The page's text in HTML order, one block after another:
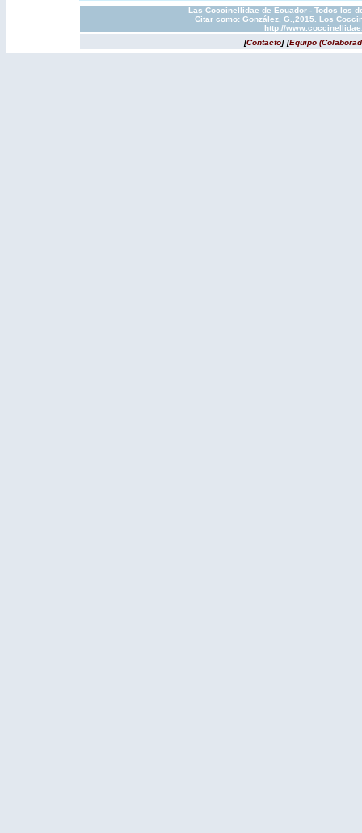
Las Coccinellidae de Ecuador - Todos los
Citar como: González, G.,2015. Los
http://
[Contacto] [Equipo